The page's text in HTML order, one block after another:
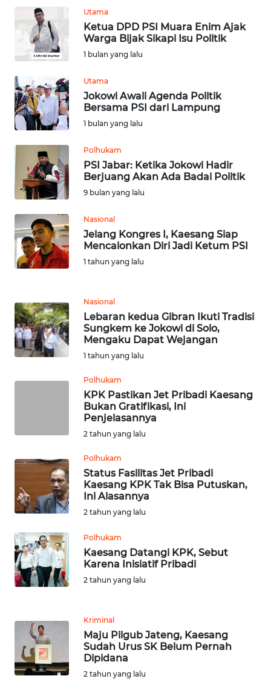
Utama
Ketua DPD PSI Muara Enim Ajak
Warga Bijak Sikapi Isu Politik
1 bulan yang lalu
Utama
Jokowi Awali Agenda Politik
Bersama PSI dari Lampung
1 bulan yang lalu
Polhukam
PSI Jabar: Ketika Jokowi Hadir
Berjuang Akan Ada Badai Politik
9 bulan yang lalu
Nasional
Jelang Kongres I, Kaesang Siap
Mencalonkan Diri Jadi Ketum PSI
1 tahun yang lalu
Nasional
Lebaran kedua Gibran Ikuti Tradisi
Sungkem ke Jokowi di Solo,
Mengaku Dapat Wejangan
1 tahun yang lalu
Polhukam
KPK Pastikan Jet Pribadi Kaesang
Bukan Gratifikasi, Ini
Penjelasannya
2 tahun yang lalu
Polhukam
Status Fasilitas Jet Pribadi
Kaesang KPK Tak Bisa Putuskan,
Ini Alasannya
2 tahun yang lalu
Polhukam
Kaesang Datangi KPK, Sebut
Karena Inisiatif Pribadi
2 tahun yang lalu
Kriminal
Maju Pilgub Jateng, Kaesang
Sudah Urus SK Belum Pernah
Dipidana
2 tahun yang lalu
REDAKSI
KARIR
DISCLAIMER
Wahana
News
WN
SUMUT
WN
JAKARTA
WN
JABAR
WN
BANTEN
WN
WN
PAPUA
BARAT
WN
RIAU
WN
WN
JAMBI
WN